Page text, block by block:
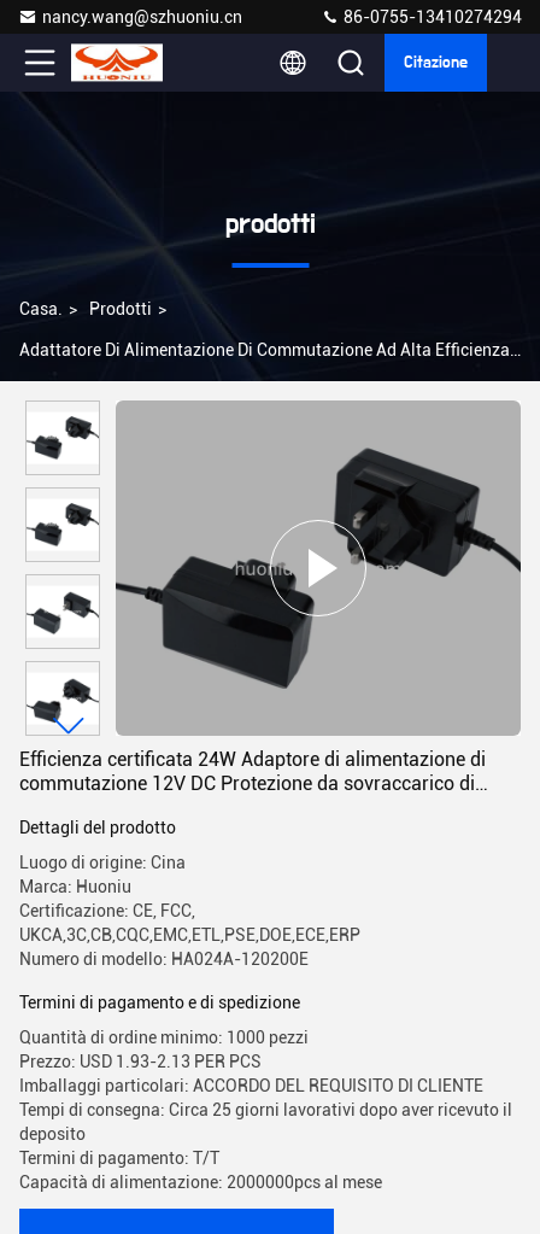
nancy.wang@szhuoniu.cn 86-0755-13410274294
Citazione
prodotti
Casa. > Prodotti >
Adattatore Di Alimentazione Di Commutazione Ad Alta Efficienza
commutazione 12V DC Protezione da sovraccarico di uscita
Efficienza certificata 24W Adaptore di alimentazione di
commutazione 12V DC Protezione da sovraccarico di
Dettagli del prodotto
Luogo di origine: Cina
Marca: Huoniu
Certificazione: CE, FCC,
UKCA,3C,CB,CQC,EMC,ETL,PSE,DOE,ECE,ERP
Numero di modello: HA024A-120200E
Termini di pagamento e di spedizione
Quantità di ordine minimo: 1000 pezzi
Prezzo: USD 1.93-2.13 PER PCS
Imballaggi particolari: ACCORDO DEL REQUISITO DI CLIENTE
Tempi di consegna: Circa 25 giorni lavorativi dopo aver ricevuto il
deposito
Termini di pagamento: T/T
Capacità di alimentazione: 2000000pcs al mese